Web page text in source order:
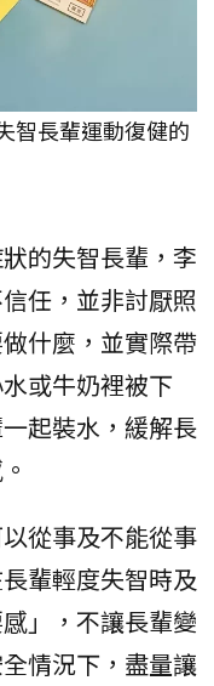
智長輩運動復健的
的失智長輩，李
任，並非討厭照
什麼，並實際帶
或牛奶裡被下
起裝水，緩解長
從事及不能從事
輩輕度失智時及
」，不讓長輩變
情況下，盡量讓